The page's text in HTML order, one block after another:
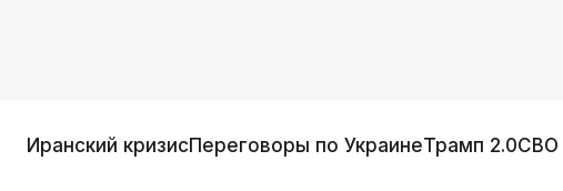
Иранский кризисПереговоры по УкраинеТрамп 2.0СВО